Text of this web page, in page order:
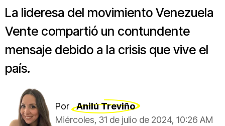
La lideresa del movimiento Venezuela
Vente compartió un contundente
mensaje debido a la crisis que vive el
país.
Por
Anilú Treviño
Miércoles, 31 de julio de 2024, 10:26 AM